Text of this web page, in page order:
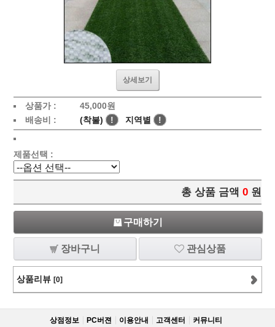
상세보기
상품가 : 45,000원
배송비 :
(착불) ! 지역별 !
제품선택 :
총 상품 금액 0 원
구매하기
장바구니 관심상품
상품리뷰 [0]
상점정보 PC버젼 이용안내 고객센터 커뮤니티